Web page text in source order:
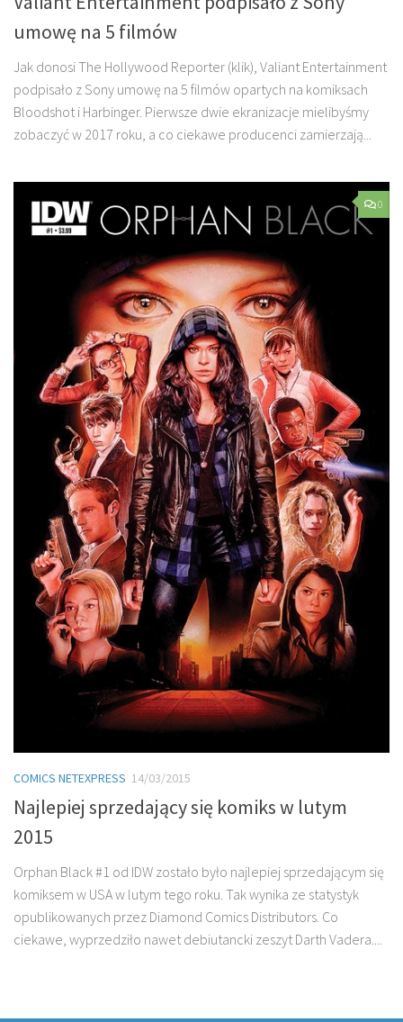
umowę na 5 filmów
Jak donosi The Hollywood Reporter (klik), Valiant Entertainment
podpisało z Sony umowę na 5 filmów opartych na komiksach
Bloodshot i Harbinger. Pierwsze dwie ekranizacje mielibyśmy
zobaczyć w 2017 roku, a co ciekawe producenci zamierzają...
0
COMICS NETEXPRESS 14/03/2015
Najlepiej sprzedający się komiks w lutym
2015
Orphan Black #1 od IDW zostało było najlepiej sprzedającym się
komiksem w USA w lutym tego roku. Tak wynika ze statystyk
opublikowanych przez Diamond Comics Distributors. Co
ciekawe, wyprzedziło nawet debiutancki zeszyt Darth Vadera....